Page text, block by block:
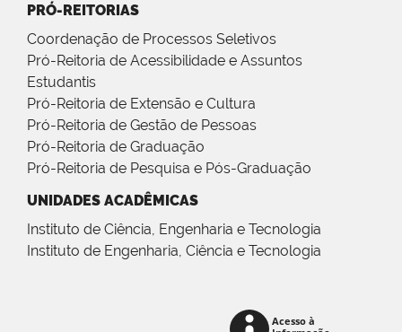
PRÓ-REITORIAS
Coordenação de Processos Seletivos
Pró-Reitoria de Acessibilidade e Assuntos
Estudantis
Pró-Reitoria de Extensão e Cultura
Pró-Reitoria de Gestão de Pessoas
Pró-Reitoria de Graduação
Pró-Reitoria de Pesquisa e Pós-Graduação
UNIDADES ACADÊMICAS
Instituto de Ciência, Engenharia e Tecnologia
Instituto de Engenharia, Ciência e Tecnologia